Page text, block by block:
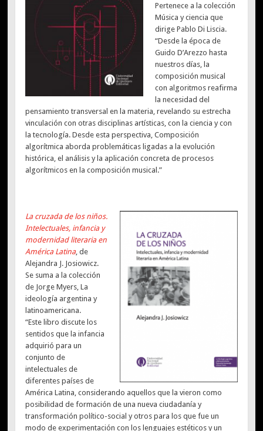
Pertenece a la colección
Música y ciencia que
dirige Pablo Di Liscia.
“Desde la época de
Guido D’Arezzo hasta
nuestros días, la
composición musical
con algoritmos reafirma
la necesidad del
pensamiento transversal en la materia, revelando su estrecha
vinculación con otras disciplinas artísticas, con la ciencia y con
la tecnología. Desde esta perspectiva, Composición
algorítmica aborda problemáticas ligadas a la evolución
histórica, el análisis y la aplicación concreta de procesos
algorítmicos en la composición musical.”
La cruzada de los niños.
Intelectuales, infancia y
modernidad literaria en
América Latina, de
Alejandra J. Josiowicz.
Se suma a la colección
de Jorge Myers, La
ideología argentina y
latinoamericana.
“Este libro discute los
sentidos que la infancia
adquirió para un
conjunto de
intelectuales de
diferentes países de
América Latina, considerando aquellos que la vieron como
posibilidad de formación de una nueva ciudadanía y
transformación político-social y otros para los que fue un
modo de experimentación con los lenguajes estéticos y un